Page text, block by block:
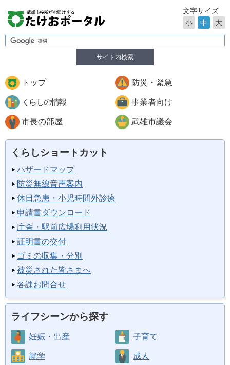
サイト内検索
文字サイズ
小
中 大
トップ 防災・緊急
くらしの情報 事業者向け
市長の部屋 武雄市議会
くらしショートカット
ハザードマップ
防災無線音声案内
休日急患・小児時間外診療
申請書ダウンロード
庁舎・駅前広場利用状況
証明書の交付
ゴミの収集・分別
被災された皆さまへ
各課お問合せ
ライフシーンから探す
妊娠・出産 子育て
就学 成人